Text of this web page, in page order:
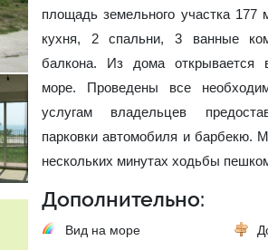
площадь земельного участка 177
кухня, 2 спальни, 3 ванные
балкона. Из дома открывается
море. Проведены все
услугам владельцев
парковки автомобиля и барбекю.
нескольких минутах ходьбы
Дополнительно:
Вид на море